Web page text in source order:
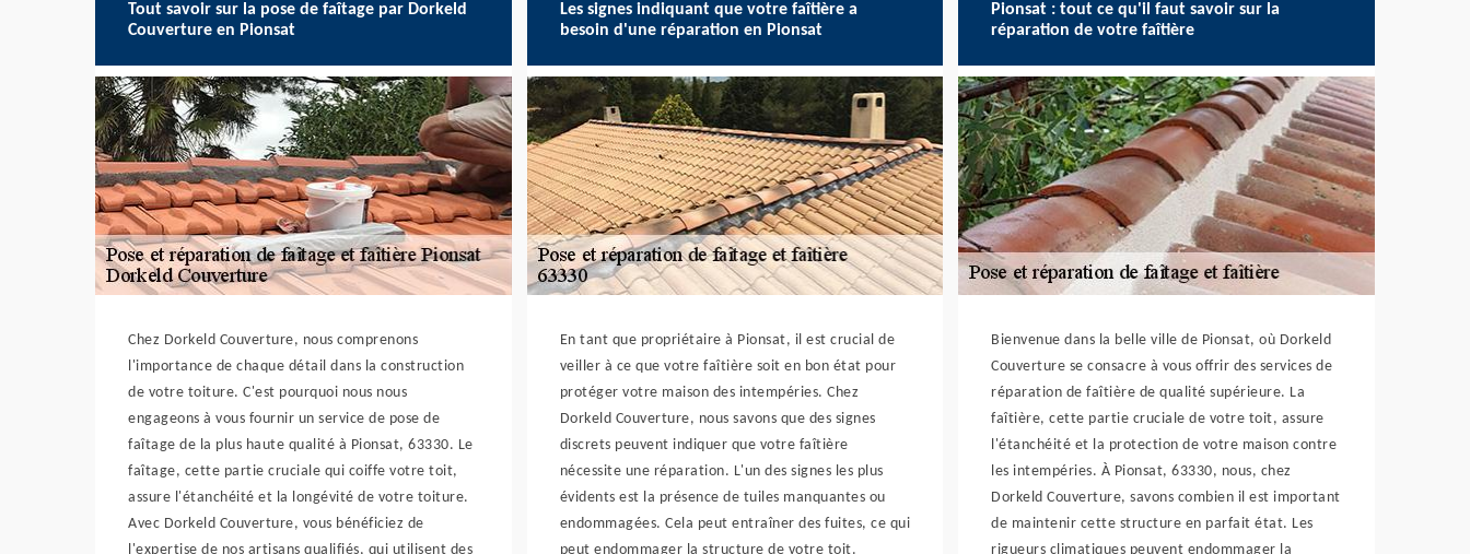
Tout savoir sur la pose de faîtage par Dorkeld
Couverture en Pionsat
Chez Dorkeld Couverture, nous comprenons
l'importance de chaque détail dans la construction
de votre toiture. C'est pourquoi nous nous
engageons à vous fournir un service de pose de
faîtage de la plus haute qualité à Pionsat, 63330. Le
faîtage, cette partie cruciale qui coiffe votre toit,
assure l'étanchéité et la longévité de votre toiture.
Avec Dorkeld Couverture, vous bénéficiez de
l'expertise de nos artisans qualifiés, qui utilisent des
Les signes indiquant que votre faîtière a
besoin d'une réparation en Pionsat
En tant que propriétaire à Pionsat, il est crucial de
veiller à ce que votre faîtière soit en bon état pour
protéger votre maison des intempéries. Chez
Dorkeld Couverture, nous savons que des signes
discrets peuvent indiquer que votre faîtière
nécessite une réparation. L'un des signes les plus
évidents est la présence de tuiles manquantes ou
endommagées. Cela peut entraîner des fuites, ce qui
peut endommager la structure de votre toit.
Pionsat : tout ce qu'il faut savoir sur la
réparation de votre faîtière
Bienvenue dans la belle ville de Pionsat, où Dorkeld
Couverture se consacre à vous offrir des services de
réparation de faîtière de qualité supérieure. La
faîtière, cette partie cruciale de votre toit, assure
l'étanchéité et la protection de votre maison contre
les intempéries. À Pionsat, 63330, nous, chez
Dorkeld Couverture, savons combien il est important
de maintenir cette structure en parfait état. Les
rigueurs climatiques peuvent endommager la